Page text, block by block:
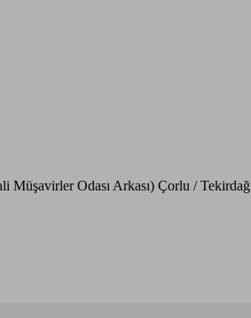
Müşavirler Odası Arkası) Çorlu / Tekirdağ